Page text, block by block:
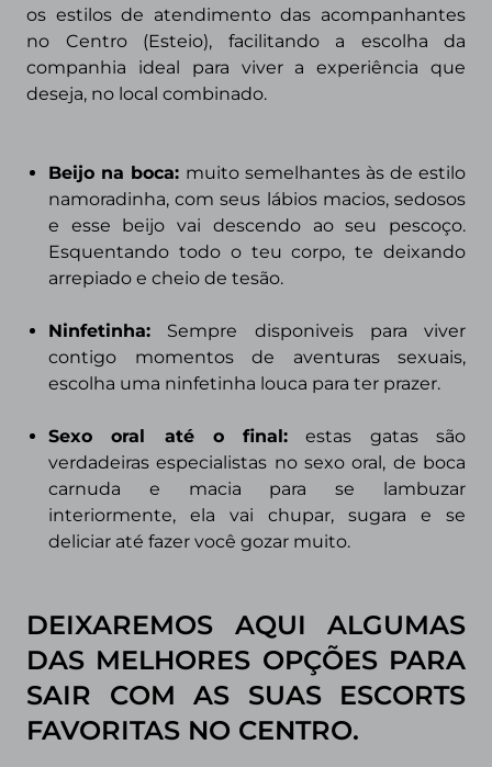
os estilos de atendimento das acompanhantes
no Centro (Esteio), facilitando a escolha da
companhia ideal para viver a experiência que
deseja, no local combinado.
Beijo na boca: muito semelhantes às de estilo
namoradinha, com seus lábios macios, sedosos
e esse beijo vai descendo ao seu pescoço.
Esquentando todo o teu corpo, te deixando
arrepiado e cheio de tesão.
Ninfetinha: Sempre disponiveis para viver
contigo momentos de aventuras sexuais,
escolha uma ninfetinha louca para ter prazer.
Sexo oral até o final: estas gatas são
verdadeiras especialistas no sexo oral, de boca
carnuda e macia para se lambuzar
interiormente, ela vai chupar, sugara e se
deliciar até fazer você gozar muito.
DEIXAREMOS AQUI ALGUMAS
DAS MELHORES OPÇÕES PARA
SAIR COM AS SUAS ESCORTS
FAVORITAS NO CENTRO.